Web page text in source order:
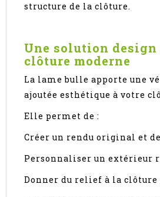
structure de la clôture.
Une solution design
clôture moderne
La lame bulle apporte une
ajoutée esthétique à votre
Elle permet de :
Créer un rendu original et
Personnaliser un extérieur
Donner du relief à la clôture